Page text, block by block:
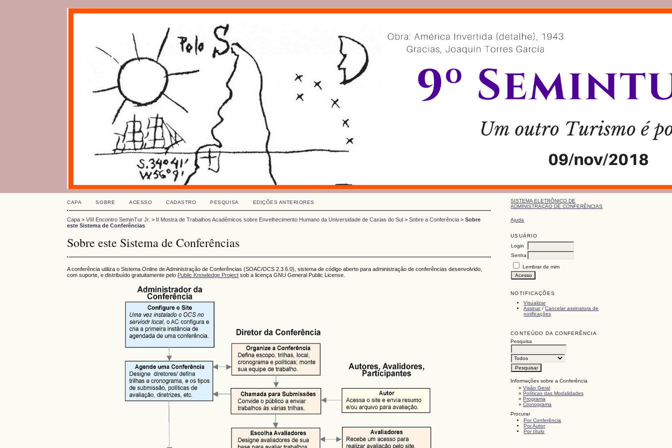
SISTEMA ELETRÔNICO DE
ADMINISTRAÇÃO DE CONFERÊNCIAS
Ajuda
USUÁRIO
Login
Senha
Lembrar de mim
NOTIFICAÇÕES
Visualizar
Assinar/Cancelar assinatura de
notificações
CONTEÚDO DA CONFERÊNCIA
Pesquisa
Informações sobre a Conferência
»Visão Geral
»Políticas das Modalidades
»Programa
»Cronograma
Procurar
Por Conferência
Por Autor
Por título
CAPA SOBRE ACESSO CADASTRO PESQUISA EDIÇÕES ANTERIORES
Capa >VIII Encontro SeminTur Jr. > II Mostra de Trabalhos Acadêmicos sobre Envelhecimento Humano da Universidade de Caxias do Sul >Sobre a Conferência >Sobre
este Sistema de Conferências
Sobre este Sistema de Conferências
A conferência utiliza o Sistema Online de Administração de Conferências (SOAC/OCS 2.3.6.0), sistema de código aberto para administração de conferências desenvolvido,
com suporte, e distribuído gratuitamente pelo Public Knowledge Project sob a licença GNU General Public License.